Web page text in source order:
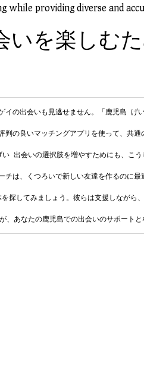
providing diverse and
いを楽しむ
イの出会いも見逃せません。「 鹿児島 げ
の良いマッチングアプリを使って、共
出会いの選択肢を増やすためにも、こ
は、くつろいで新しい友達を作るのに
探してみましょう。彼らは支援しながら
あなたの鹿児島での出会いのサポートと